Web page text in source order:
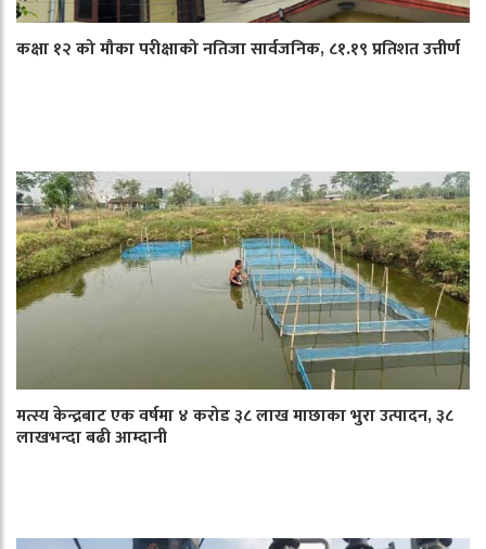
कक्षा १२ को मौका परीक्षाको नतिजा सार्वजनिक, ८१.१९ प्रतिशत उत्तीर्ण
मत्स्य केन्द्रबाट एक वर्षमा ४ करोड ३८ लाख माछाका भुरा उत्पादन, ३८
लाखभन्दा बढी आम्दानी